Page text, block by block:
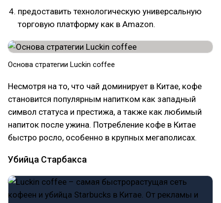
предоставить технологическую универсальную
торговую платформу как в Amazon.
Основа стратегии Luckin coffee
Несмотря на то, что чай доминирует в Китае, кофе
становится популярным напитком как западный
символ статуса и престижа, а также как любимый
напиток после ужина. Потребление кофе в Китае
быстро росло, особенно в крупных мегаполисах.
Убийца Старбакса